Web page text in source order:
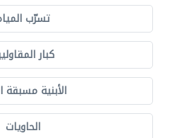
تسرّب
كبار
الأبنية مسبقة
الحاويات